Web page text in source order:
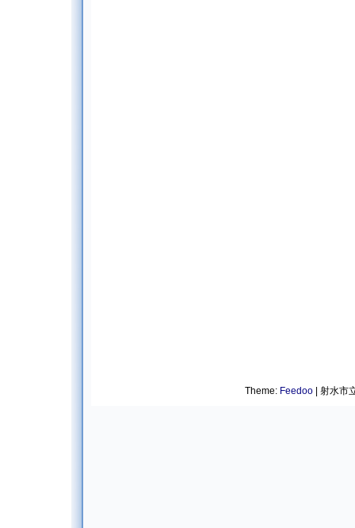
Theme: Feedoo| 射水市